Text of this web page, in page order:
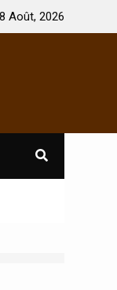
de
touchés ?
Août, 2026